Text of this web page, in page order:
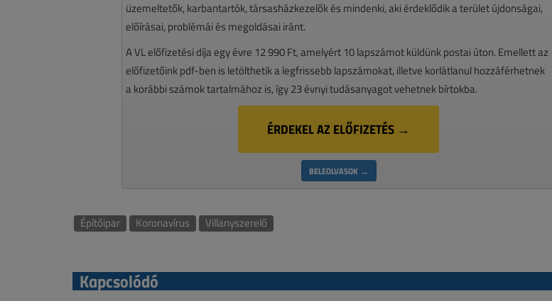
üzemeltetők, karbantartók, társasházkezelők és mindenki, aki érdeklődik a terület újdonságai,
előírásai, problémái és megoldásai iránt.
A VL előfizetési díja egy évre 12 990 Ft, amelyért 10 lapszámot küldünk postai úton. Emellett az
előfizetőink pdf-ben is letölthetik a legfrissebb lapszámokat, illetve korlátlanul hozzáférhetnek
a korábbi számok tartalmához is, így 23 évnyi tudásanyagot vehetnek bírtokba.
ÉRDEKEL AZ ELŐFIZETÉS →
BELEOLVASOK →
Építőipar Koronavírus Villanyszerelő
Kapcsolódó